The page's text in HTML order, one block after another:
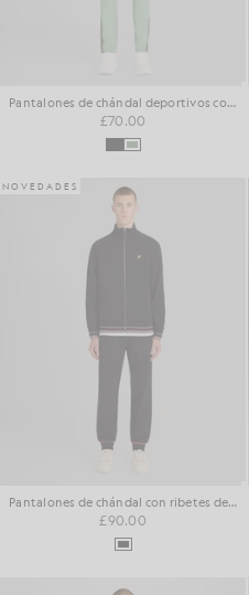
Pantalones de chándal deportivos con paneles
£70.00
NOVEDADES
Pantalones de chándal con ribetes de algodón
£90.00